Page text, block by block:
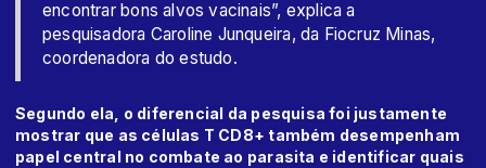
encontrar bons alvos vacinais”, explica a
pesquisadora Caroline Junqueira, da Fiocruz Minas,
coordenadora do estudo.
Segundo ela, o diferencial da pesquisa foi justamente
mostrar que as células T CD8+ também desempenham
papel central no combate ao parasita e identificar quais